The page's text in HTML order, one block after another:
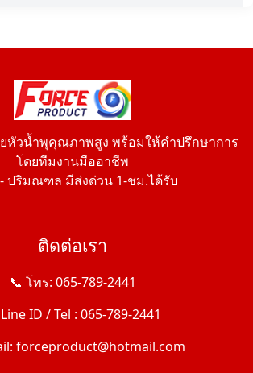
หัวน้ำพุคุณภาพสูง พร้อมให้คำปรึกษาการ
โดยทีมงานมืออาชีพ
ปริมณฑล มีส่งด่วน 1-ชม.ได้รับ
ติดต่อเรา
📞 โทร: 065-789-2441
ID / Tel : 065-789-2441
forceproduct@hotmail.com